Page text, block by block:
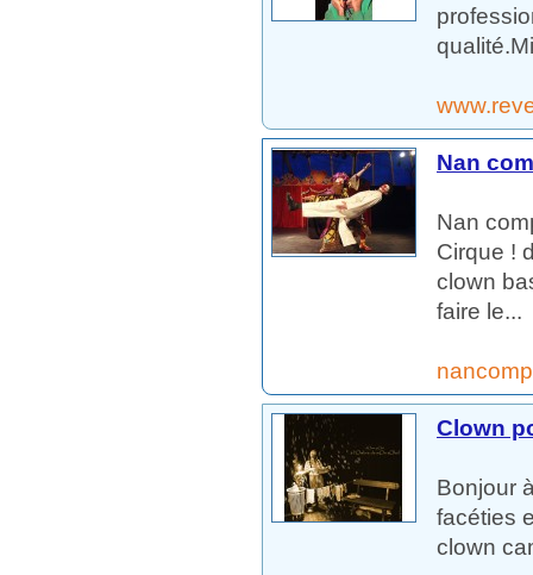
Nan
Nan
Cirque !
clown
faire le...
Clown
Bonjour
facéties
clown